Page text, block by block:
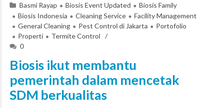
Basmi Rayap
Biosis Event Updated
Biosis Family
Biosis Indonesia
Cleaning Service
Facility Management
General Cleaning
Pest Control di Jakarta
Portofolio
Properti
Termite Control
0
Biosis ikut membantu
pemerintah dalam mencetak
SDM berkualitas